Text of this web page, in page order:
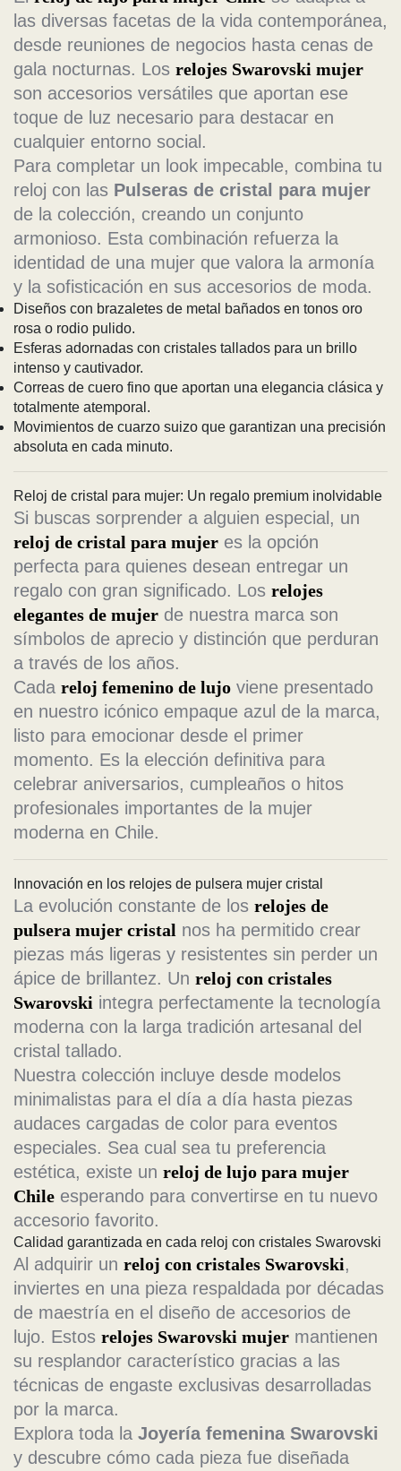
las diversas facetas de la vida contemporánea,
desde reuniones de negocios hasta cenas de
gala nocturnas. Los relojes Swarovski mujer
son accesorios versátiles que aportan ese
toque de luz necesario para destacar en
cualquier entorno social.
Para completar un look impecable, combina tu
reloj con las Pulseras de cristal para mujer
de la colección, creando un conjunto
armonioso. Esta combinación refuerza la
identidad de una mujer que valora la armonía
y la sofisticación en sus accesorios de moda.
Diseños con brazaletes de metal bañados en tonos oro
rosa o rodio pulido.
Esferas adornadas con cristales tallados para un brillo
intenso y cautivador.
Correas de cuero fino que aportan una elegancia clásica y
totalmente atemporal.
Movimientos de cuarzo suizo que garantizan una precisión
absoluta en cada minuto.
Reloj de cristal para mujer: Un regalo premium inolvidable
Si buscas sorprender a alguien especial, un
reloj de cristal para mujer es la opción
perfecta para quienes desean entregar un
regalo con gran significado. Los relojes
elegantes de mujer de nuestra marca son
símbolos de aprecio y distinción que perduran
a través de los años.
Cada reloj femenino de lujo viene presentado
en nuestro icónico empaque azul de la marca,
listo para emocionar desde el primer
momento. Es la elección definitiva para
celebrar aniversarios, cumpleaños o hitos
profesionales importantes de la mujer
moderna en Chile.
Innovación en los relojes de pulsera mujer cristal
La evolución constante de los relojes de
pulsera mujer cristal nos ha permitido crear
piezas más ligeras y resistentes sin perder un
ápice de brillantez. Un reloj con cristales
Swarovski integra perfectamente la tecnología
moderna con la larga tradición artesanal del
cristal tallado.
Nuestra colección incluye desde modelos
minimalistas para el día a día hasta piezas
audaces cargadas de color para eventos
especiales. Sea cual sea tu preferencia
estética, existe un reloj de lujo para mujer
Chile esperando para convertirse en tu nuevo
accesorio favorito.
Calidad garantizada en cada reloj con cristales Swarovski
Al adquirir un reloj con cristales Swarovski,
inviertes en una pieza respaldada por décadas
de maestría en el diseño de accesorios de
lujo. Estos relojes Swarovski mujer mantienen
su resplandor característico gracias a las
técnicas de engaste exclusivas desarrolladas
por la marca.
Explora toda la Joyería femenina Swarovski
y descubre cómo cada pieza fue diseñada